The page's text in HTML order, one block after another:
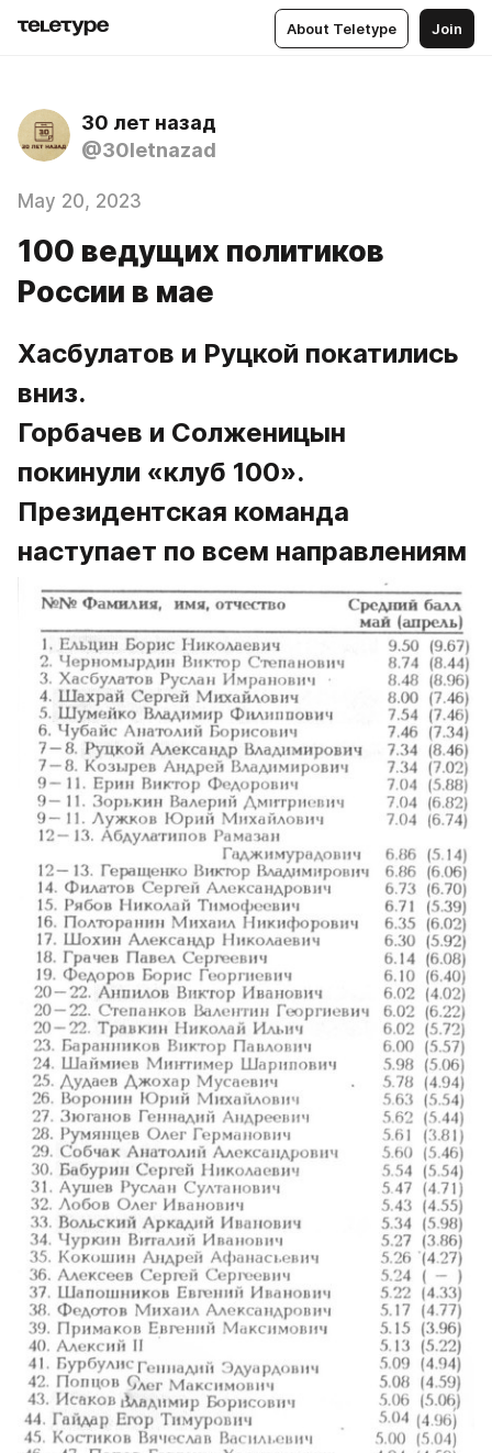
About Teletype Join
30 лет назад
@30letnazad
May 20, 2023
100 ведущих политиков
России в мае
Хасбулатов и Руцкой покатились
вниз.
Горбачев и Солженицын
покинули «клуб 100».
Президентская команда
наступает по всем направлениям